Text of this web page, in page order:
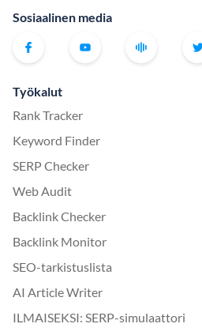
Sosiaalinen media
Työkalut
Rank Tracker
Keyword Finder
SERP Checker
Web Audit
Backlink Checker
Backlink Monitor
SEO-tarkistuslista
AI Article Writer
ILMAISEKSI: SERP-simulaattori